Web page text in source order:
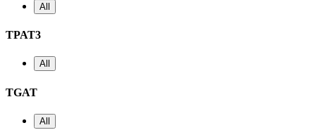
All
TPAT3
All
TGAT
All